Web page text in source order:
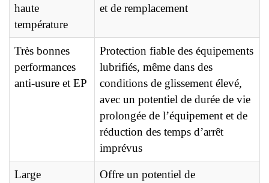
haute
température
et de remplacement
Très bonnes
performances
anti-usure et EP
Protection fiable des équipements
lubrifiés, même dans des
conditions de glissement élevé,
avec un potentiel de durée de vie
prolongée de l’équipement et de
réduction des temps d’arrêt
imprévus
Large
Offre un potentiel de